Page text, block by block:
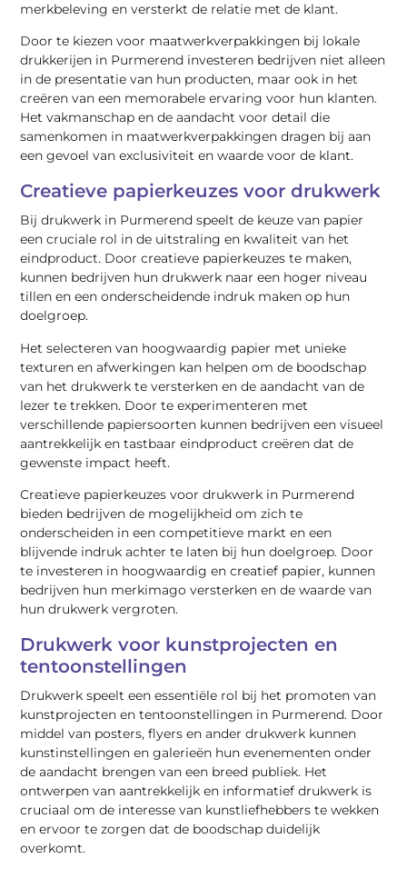
merkbeleving en versterkt de relatie met de klant.
Door te kiezen voor maatwerkverpakkingen bij lokale
drukkerijen in Purmerend investeren bedrijven niet alleen
in de presentatie van hun producten, maar ook in het
creëren van een memorabele ervaring voor hun klanten.
Het vakmanschap en de aandacht voor detail die
samenkomen in maatwerkverpakkingen dragen bij aan
een gevoel van exclusiviteit en waarde voor de klant.
Creatieve papierkeuzes voor drukwerk
Bij drukwerk in Purmerend speelt de keuze van papier
een cruciale rol in de uitstraling en kwaliteit van het
eindproduct. Door creatieve papierkeuzes te maken,
kunnen bedrijven hun drukwerk naar een hoger niveau
tillen en een onderscheidende indruk maken op hun
doelgroep.
Het selecteren van hoogwaardig papier met unieke
texturen en afwerkingen kan helpen om de boodschap
van het drukwerk te versterken en de aandacht van de
lezer te trekken. Door te experimenteren met
verschillende papiersoorten kunnen bedrijven een visueel
aantrekkelijk en tastbaar eindproduct creëren dat de
gewenste impact heeft.
Creatieve papierkeuzes voor drukwerk in Purmerend
bieden bedrijven de mogelijkheid om zich te
onderscheiden in een competitieve markt en een
blijvende indruk achter te laten bij hun doelgroep. Door
te investeren in hoogwaardig en creatief papier, kunnen
bedrijven hun merkimago versterken en de waarde van
hun drukwerk vergroten.
Drukwerk voor kunstprojecten en
tentoonstellingen
Drukwerk speelt een essentiële rol bij het promoten van
kunstprojecten en tentoonstellingen in Purmerend. Door
middel van posters, flyers en ander drukwerk kunnen
kunstinstellingen en galerieën hun evenementen onder
de aandacht brengen van een breed publiek. Het
ontwerpen van aantrekkelijk en informatief drukwerk is
cruciaal om de interesse van kunstliefhebbers te wekken
en ervoor te zorgen dat de boodschap duidelijk
overkomt.